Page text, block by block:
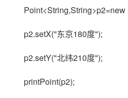
Point<String,String>p2=new
p2.setX("东京180度");
p2.setY("北纬210度");
printPoint(p2);